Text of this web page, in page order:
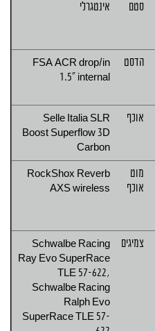
סטם אינטגרלי
הדסט
FSA ACR drop/in
1.5" internal
אוכף
Selle Italia SLR
Boost Superflow 3D
Carbon
מוט
אוכף
RockShox Reverb
AXS wireless
צמיגים
Schwalbe Racing
Ray Evo SuperRace
TLE 57-622,
Schwalbe Racing
Ralph Evo
SuperRace TLE 57-